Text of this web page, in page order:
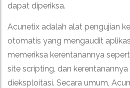
dapat diperiksa.
Acunetix adalah alat pengujian
otomatis yang mengaudit
memeriksa kerentanannya
site scripting, dan
dieksploitasi. Secara umum,